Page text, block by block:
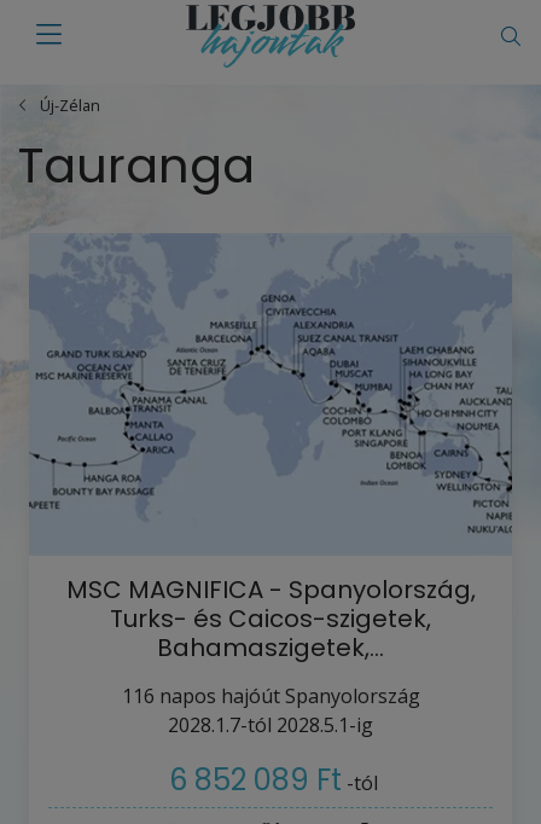
Új-Zélan
Tauranga
MSC MAGNIFICA - Spanyolország,
Turks- és Caicos-szigetek,
Bahamaszigetek,…
116 napos hajóút Spanyolország
2028.1.7-tól 2028.5.1-ig
6 852 089 Ft -tól